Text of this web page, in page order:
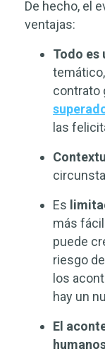
De hecho, el
ventajas:
Todo es
contrato
las
Es
más
puede
riesgo
los
hay un
El